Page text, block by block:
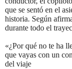
que se sentó en el
historia. Según
durante todo el
«¿Por qué no te ha
que vayas con un
del viaje